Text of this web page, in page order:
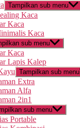
Tampilkan sub menu
Kaca
Kaca
Kaca
sub menu
Kaca
Lapis Kalep
Tampilkan sub menu
Extra
Alfa
2in1
sub menu
Portable